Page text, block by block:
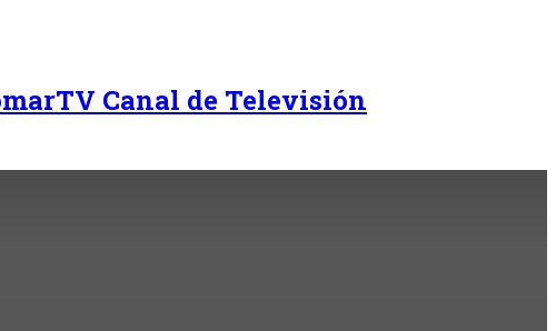
Canal de Televisión